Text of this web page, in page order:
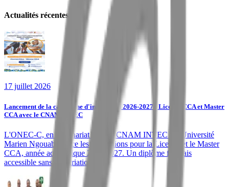
Actualités récentes
17 juillet 2026
Lancement de la campagne d'inscription 2026-2027 : Licence CCA et Master
CCA avec le CNAM INTEC
L'ONEC-C, en partenariat avec le CNAM INTEC et l'Université
Marien Ngouabi, lance les inscriptions pour la Licence et le Master
CCA, année académique 2026-2027. Un diplôme français
accessible sans expatriation.